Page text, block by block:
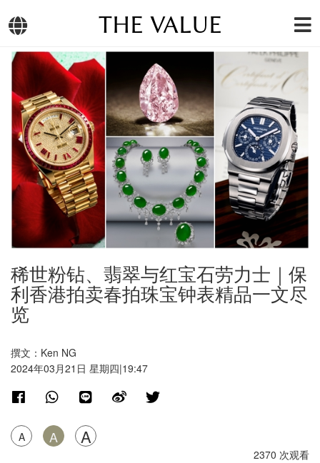
THE VALUE
稀世粉钻、翡翠与红宝石劳力士｜保
利香港拍卖春拍珠宝钟表精品一文尽
览
撰文：Ken NG
2024年03月21日 星期四|19:47
A A A
2370 次观看